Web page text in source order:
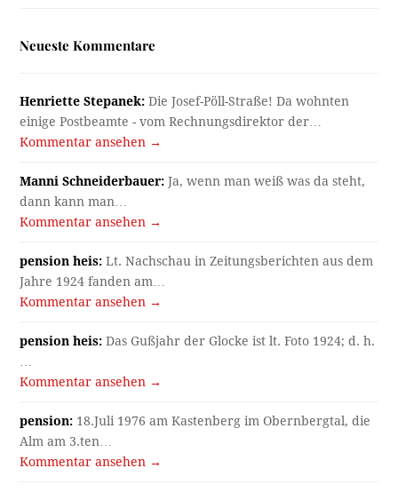
Neueste Kommentare
Henriette Stepanek: Die Josef-Pöll-Straße! Da wohnten
einige Postbeamte - vom Rechnungsdirektor der…
Kommentar ansehen →
Manni Schneiderbauer: Ja, wenn man weiß was da steht,
dann kann man…
Kommentar ansehen →
pension heis: Lt. Nachschau in Zeitungsberichten aus dem
Jahre 1924 fanden am…
Kommentar ansehen →
pension heis: Das Gußjahr der Glocke ist lt. Foto 1924; d. h.
Kommentar ansehen →
pension: 18.Juli 1976 am Kastenberg im Obernbergtal, die
Alm am 3.ten…
Kommentar ansehen →